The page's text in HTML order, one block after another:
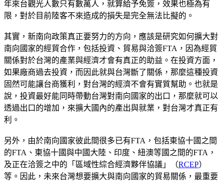
年來台觀光人數只有數萬人，就算給予免簽，效果也極為有
限，對於目前陸客不來造成的損失是完全無法比擬的。
其實，新南向政策真正要努力的方向，應該是研究如何擴大對
南向國家的經貿合作，包括投資、貿易與洽簽FTA，因為經貿
關係對於台灣的產業與經濟才會有真正的助益。在投資方面，
如果廠商過去投資，而因此就與台灣斷了關係，那麼這種投資
固然可能讓台商獲利，對台灣的經濟不會有實質幫助。也就是
說，投資最好能同時帶動台灣對南向國家的出口，那麼就可以
透過出口的增加，來擴大國內的產出與就業，對台灣才真正有
利。
另外，由於南向國家彼此間很多已有FTA，包括東協十國之間
的FTA、東協十國與中國大陸、印度、紐澳等國之間的FTA，
及正在洽簽之中的「區域性綜合經濟夥伴協議」（RCEP）
等。因此，未來台灣想要擴大與南向國家的貿易關係，最重要